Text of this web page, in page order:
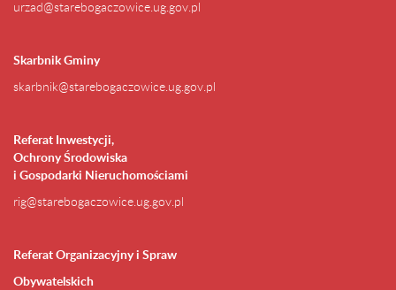
urzad@starebogaczowice.ug.gov.pl
Skarbnik Gminy
skarbnik@starebogaczowice.ug.gov.pl
Referat Inwestycji,
Ochrony Środowiska
i Gospodarki Nieruchomościami
rig@starebogaczowice.ug.gov.pl
Referat Organizacyjny i Spraw
Obywatelskich